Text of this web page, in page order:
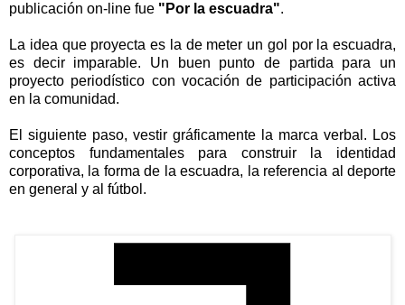
publicación on-line fue "Por la escuadra".
La idea que proyecta es la de meter un gol por la escuadra,
es decir imparable. Un buen punto de partida para un
proyecto periodístico con vocación de participación activa
en la comunidad.
El siguiente paso, vestir gráficamente la marca verbal. Los
conceptos fundamentales para construir la identidad
corporativa, la forma de la escuadra, la referencia al deporte
en general y al fútbol.